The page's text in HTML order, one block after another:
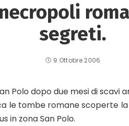
necropoli
segreti.
9 Ottobre 2006
Polo dopo due mesi di scavi
le tombe romane scoperte
in zona San Polo.